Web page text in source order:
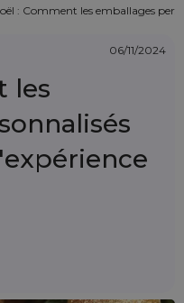
: Comment les emballages
06/11/2024
les